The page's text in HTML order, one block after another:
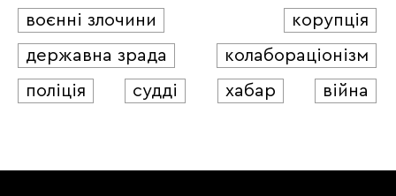
воєнні злочини
корупція
державна зрада
колабораціонізм
поліція
судді хабар війна